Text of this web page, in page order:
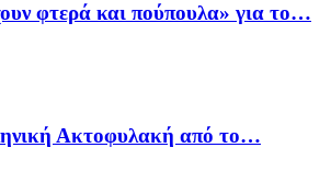
φτερά και πούπουλα» για το…
Ακτοφυλακή από το…